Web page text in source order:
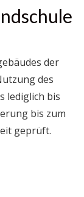
der
des
lediglich bis
bis zum
geprüft.